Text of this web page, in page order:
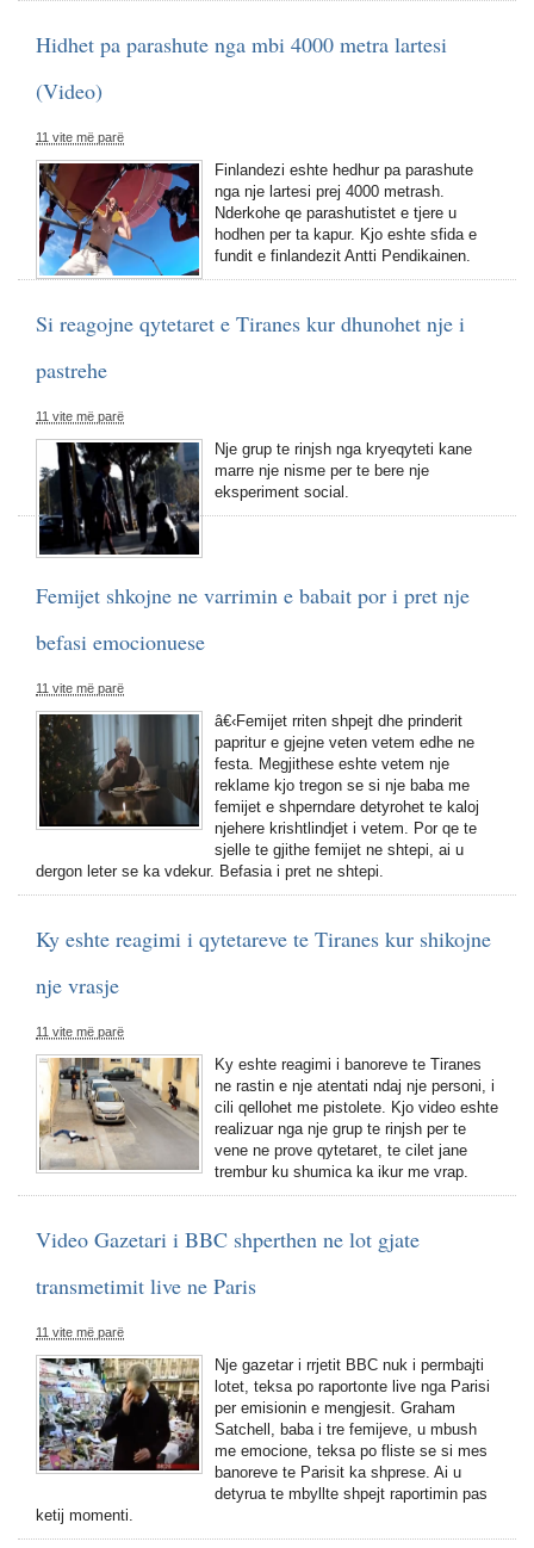
Hidhet pa parashute nga mbi 4000 metra lartesi
(Video)
11 vite më parë
Finlandezi eshte hedhur pa parashute
nga nje lartesi prej 4000 metrash.
Nderkohe qe parashutistet e tjere u
hodhen per ta kapur. Kjo eshte sfida e
fundit e finlandezit Antti Pendikainen.
Si reagojne qytetaret e Tiranes kur dhunohet nje i
pastrehe
11 vite më parë
Nje grup te rinjsh nga kryeqyteti kane
marre nje nisme per te bere nje
eksperiment social.
Femijet shkojne ne varrimin e babait por i pret nje
befasi emocionuese
11 vite më parë
â€‹Femijet rriten shpejt dhe prinderit
papritur e gjejne veten vetem edhe ne
festa. Megjithese eshte vetem nje
reklame kjo tregon se si nje baba me
femijet e shperndare detyrohet te kaloj
njehere krishtlindjet i vetem. Por qe te
sjelle te gjithe femijet ne shtepi, ai u
dergon leter se ka vdekur. Befasia i pret ne shtepi.
Ky eshte reagimi i qytetareve te Tiranes kur shikojne
nje vrasje
11 vite më parë
Ky eshte reagimi i banoreve te Tiranes
ne rastin e nje atentati ndaj nje personi, i
cili qellohet me pistolete. Kjo video eshte
realizuar nga nje grup te rinjsh per te
vene ne prove qytetaret, te cilet jane
trembur ku shumica ka ikur me vrap.
Video Gazetari i BBC shperthen ne lot gjate
transmetimit live ne Paris
11 vite më parë
Nje gazetar i rrjetit BBC nuk i permbajti
lotet, teksa po raportonte live nga Parisi
per emisionin e mengjesit. Graham
Satchell, baba i tre femijeve, u mbush
me emocione, teksa po fliste se si mes
banoreve te Parisit ka shprese. Ai u
detyrua te mbyllte shpejt raportimin pas
ketij momenti.